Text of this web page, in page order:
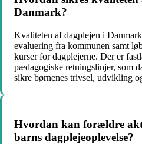
Danmark?
Kvaliteten af dagplejen i
evaluering fra kommunen samt
kurser for dagplejerne. Der er
pædagogiske retningslinjer, som
sikre børnenes trivsel, udvikling
Hvordan kan forældre
barns dagplejeoplevelse?